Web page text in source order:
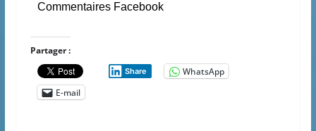
Commentaires Facebook
Partager :
Share
WhatsApp
E-mail